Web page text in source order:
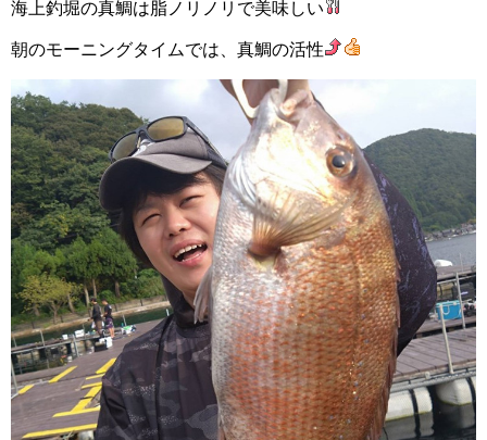
海上釣堀の真鯛は脂ノリノリで美味しい
朝のモーニングタイムでは、真鯛の活性